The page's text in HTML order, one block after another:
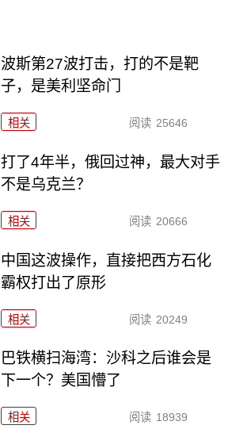
波斯第27波打击，打的不是靶
子，是美利坚命门
相关 阅读 25646
打了4年半，俄回过神，最大对手
不是乌克兰？
相关 阅读 20666
中国这波操作，直接把西方石化
霸权打出了原形
相关 阅读 20249
巴铁横扫海湾：沙科之后谁会是
下一个？美国懵了
相关 阅读 18939